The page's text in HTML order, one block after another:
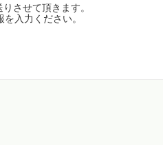
させて頂きます。
入力ください。